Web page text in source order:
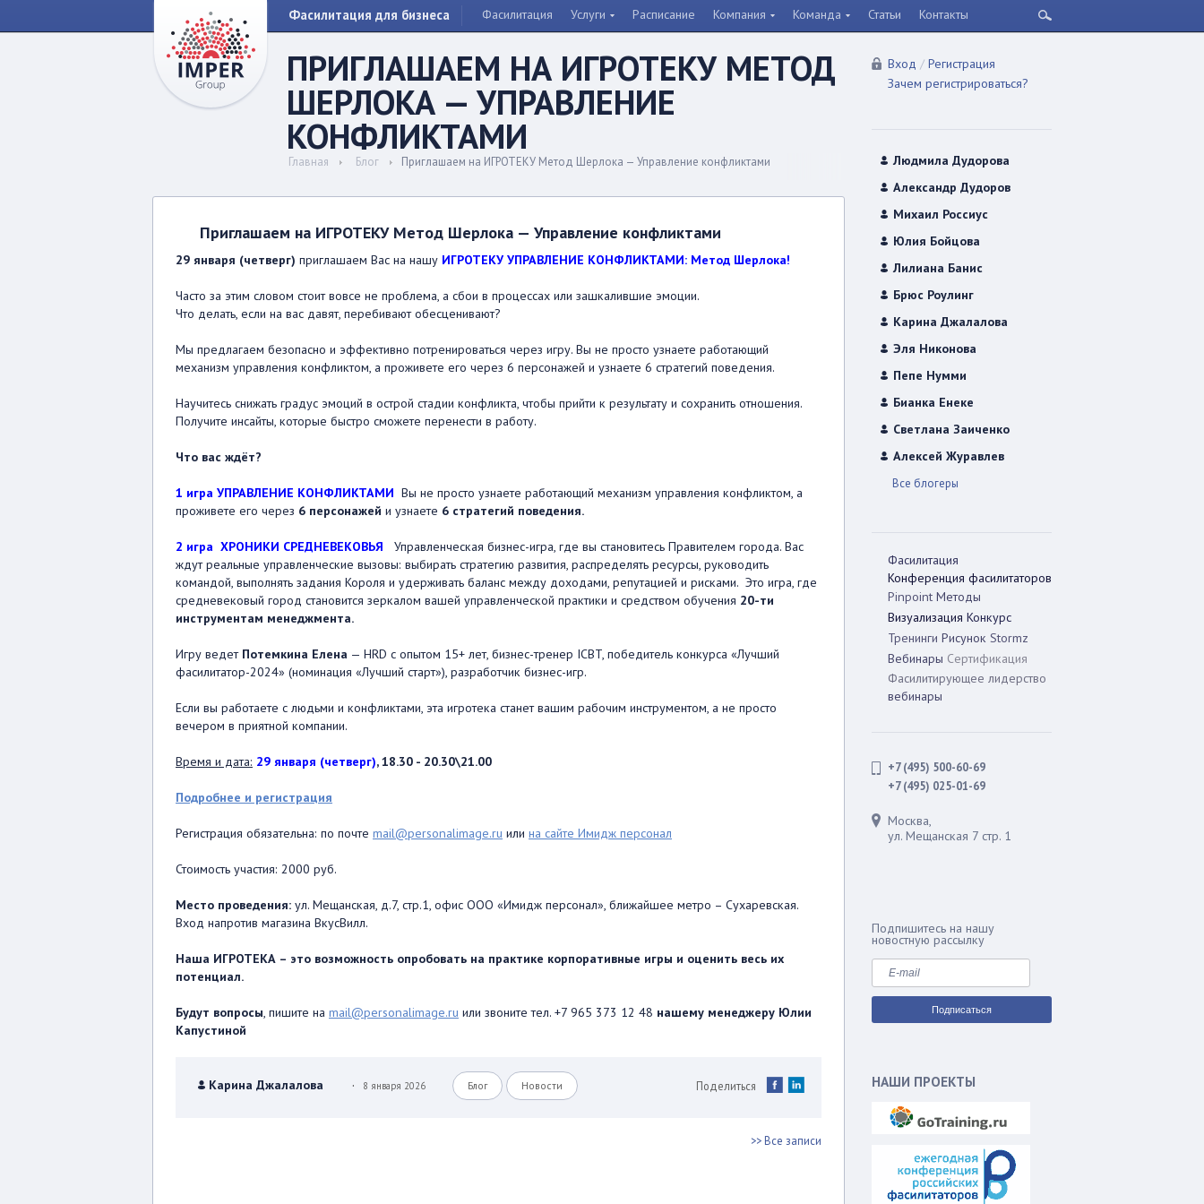
Фасилитация для бизнеса Фасилитация Услуги Расписание Компания Команда Статьи Контакты
ПРИГЛАШАЕМ НА ИГРОТЕКУ МЕТОД
ШЕРЛОКА — УПРАВЛЕНИЕ
КОНФЛИКТАМИ
Главная Блог Приглашаем на ИГРОТЕКУ Метод Шерлока — Управление конфликтами
Приглашаем на ИГРОТЕКУ Метод Шерлока — Управление конфликтами
29 января (четверг) приглашаем Вас на нашу ИГРОТЕКУ УПРАВЛЕНИЕ КОНФЛИКТАМИ: Метод Шерлока!
Часто за этим словом стоит вовсе не проблема, а сбои в процессах или зашкалившие эмоции.
Что делать, если на вас давят, перебивают обесценивают?
Мы предлагаем безопасно и эффективно потренироваться через игру. Вы не просто узнаете работающий
механизм управления конфликтом, а проживете его через 6 персонажей и узнаете 6 стратегий поведения.
Научитесь снижать градус эмоций в острой стадии конфликта, чтобы прийти к результату и сохранить отношения.
Получите инсайты, которые быстро сможете перенести в работу.
Что вас ждёт?
1 игра УПРАВЛЕНИЕ КОНФЛИКТАМИ Вы не просто узнаете работающий механизм управления конфликтом, а
проживете его через 6 персонажей и узнаете 6 стратегий поведения.
2 игра ХРОНИКИ СРЕДНЕВЕКОВЬЯ
Управленческая бизнес-игра, где вы становитесь Правителем города. Вас
ждут реальные управленческие вызовы: выбирать стратегию развития, распределять ресурсы, руководить
командой, выполнять задания Короля и удерживать баланс между доходами, репутацией и рисками. Это игра, где
средневековый город становится зеркалом вашей управленческой практики и средством обучения 20-ти
инструментам менеджмента.
Игру ведет Потемкина Елена — HRD с опытом 15+ лет, бизнес-тренер ICBT, победитель конкурса «Лучший
фасилитатор-2024» (номинация «Лучший старт»), разработчик бизнес-игр.
Если вы работаете с людьми и конфликтами, эта игротека станет вашим рабочим инструментом, а не просто
вечером в приятной компании.
Время и дата: 29 января (четверг), 18.30 - 20.30\21.00
Подробнее и регистрация
Регистрация обязательна: по почте mail@personalimage.ru или на сайте Имидж персонал
Стоимость участия: 2000 руб.
Место проведения: ул. Мещанская, д.7, стр.1, офис ООО «Имидж персонал», ближайшее метро – Сухаревская.
Вход напротив магазина ВкусВилл.
Наша ИГРОТЕКА – это возможность опробовать на практике корпоративные игры и оценить весь их
потенциал.
Будут вопросы, пишите на mail@personalimage.ru или звоните тел. +7 965 373 12 48 нашему менеджеру Юлии
Капустиной
Карина Джалалова . 8 января 2026 Блог Новости Поделиться
>> Все записи
Вход / Регистрация
Зачем регистрироваться?
Людмила Дудорова
Александр Дудоров
Михаил Россиус
Юлия Бойцова
Лилиана Банис
Брюс Роулинг
Карина Джалалова
Эля Никонова
Пепе Нумми
Бианка Енеке
Светлана Заиченко
Алексей Журавлев
Все блогеры
Фасилитация
Конференция фасилитаторов
Pinpoint Методы
Визуализация Конкурс
Тренинги Рисунок Stormz
Вебинары Сертификация
Фасилитирующее лидерство
вебинары
+7 (495) 500-60-69
+7 (495) 025-01-69
Москва,
ул. Мещанская 7 стр. 1
Подпишитесь на нашу
новостную рассылку
НАШИ ПРОЕКТЫ